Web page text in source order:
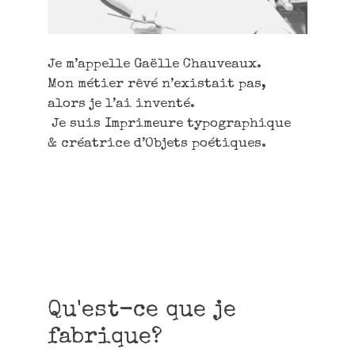
Je m’appelle Gaëlle Chauveaux.
Mon métier rêvé n’existait pas,
alors je l’ai inventé.
Je suis Imprimeure typographique
& créatrice d’Objets poétiques.
Qu'est-ce que je
fabrique?